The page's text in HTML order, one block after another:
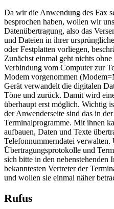
Da wir die Anwendung des Fax
besprochen haben, wollen wir
Datenübertragung, also das
und Dateien in ihrer
oder Festplatten vorliegen,
Zunächst einmal geht nichts
Verbindung vom Computer zur
Modem vorgenommen
Gerät verwandelt die digitalen
Töne und zurück. Damit wird
überhaupt erst möglich. Wichtig
der Anwenderseite sind das in
Terminalprogramme. Mit ihnen
aufbauen, Daten und Texte
Telefonnummerndatei verwalten.
Übertragungsprotokolle und
sich bitte in den
bekanntesten Vertreter der
und wollen sie einmal näher
Rufus